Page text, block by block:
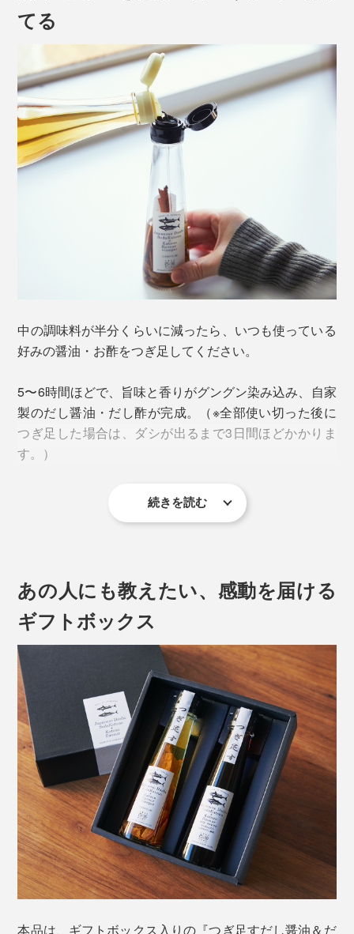
食材そのもののおいしさを引き出し、料理の味のキメ手
になる。かけるだけで、ひと手間調理された味わいにな
ってくれるという、まさに“ごちそう調味料”です。
その節納屋で働くお母さんたちが、形の崩れた宗田節や
削りかすを家に持ち帰り、家の醤油やお酢の瓶に入れて
使っていたというアイデアが『つぎ足すだし醤油・だし
酢』のルーツ。
本品は、「宗田節」の旨味を一番よく知る職人の知恵が
詰まった、天然のうま味調味料なのです。
さらに、厳選した国産かつお節も、絶妙な割合でブレン
土佐清水で「香りカツオの味ソウダ」と言われているよ
うに、香り高いのが「かつお節」、味（出汁）が深いの
が「宗田節」。両者のいいところを合わせて、究極の風
味を引き出した贅沢な1本です。
納豆や冷奴、しらすおろしなどの副菜も贅沢な味わい
に。淡白な魚介類の刺身醤油としても美味！釜玉うどん
は、まるでお店の味です。
はお湯で割るだけ。
時間がない時は、お椀に味噌大さじ1弱、だし醤油大さ
で混ぜるだけで即席みそ汁が完成！薬味を入れればカン
ペキです。
てる
中の調味料が半分くらいに減ったら、いつも使っている
好みの醤油・お酢をつぎ足してください。
5〜6時間ほどで、旨味と香りがグングン染み込み、自家
製のだし醤油・だし酢が完成。（※全部使い切った後に
つぎ足した場合は、ダシが出るまで3日間ほどかかりま
す。）
本来、厚削りのかつお節は5〜6時間、宗田節は3日かか
つぎ足しは、ダシが出なくなるまで、約1L分（10回ほ
ど）繰り返し使えます。
続きを読む
あの人にも教えたい、感動を届ける
ギフトボックス
本品は、ギフトボックス入りの『つぎ足すだし醤油＆だ